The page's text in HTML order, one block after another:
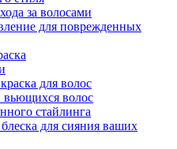
за волосами
для поврежденных
для волос
вьющихся волос
стайлинга
для сияния ваших